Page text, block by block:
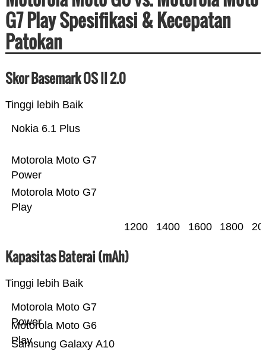
G7 Play Spesifikasi & Kecepatan
Patokan
Skor Basemark OS II 2.0
Tinggi lebih Baik
Motorola Moto G7
Play
Motorola Moto G7
Power
Nokia 6.1 Plus
1200 1400 1600 1800
Kapasitas Baterai (mAh)
Tinggi lebih Baik
Samsung Galaxy A10
Motorola Moto G6
Play
Motorola Moto G7
Power